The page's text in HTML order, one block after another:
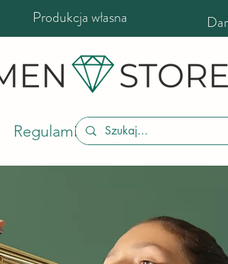
Produkcja własna
Regulamin sklepu